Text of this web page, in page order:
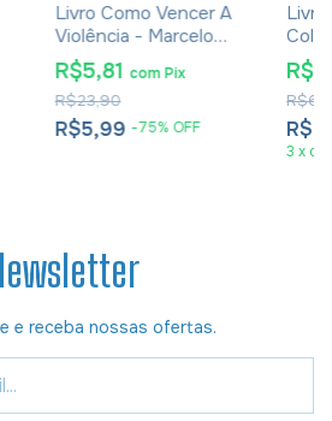
Livro Como Vencer A
Violência - Marcelo
Aguiar
R$5,99 -75% OFF
R$23,90
R$5,81 com Pix
3 x de
e receba nossas ofertas.